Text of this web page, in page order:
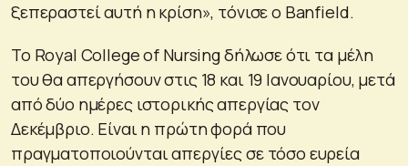
ξεπεραστεί αυτή η κρίση», τόνισε ο Banfield.
Το Royal College of Nursing δήλωσε ότι τα μέλη
του θα απεργήσουν στις 18 και 19 Ιανουαρίου, μετά
από δύο ημέρες ιστορικής απεργίας τον
Δεκέμβριο. Είναι η πρώτη φορά που
πραγματοποιούνται απεργίες σε τόσο ευρεία